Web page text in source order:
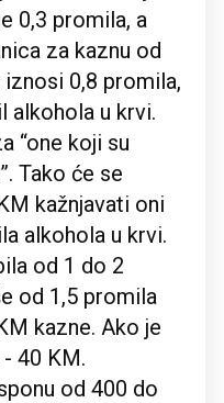
0,3 promila, a
za kaznu od
0,8 promila,
alkohola u krvi.
“one koji su
Tako će se
kažnjavati oni
alkohola u krvi.
od 1 do 2
od 1,5 promila
kazne. Ako je
40 KM.
od 400 do